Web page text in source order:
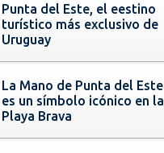
Punta del Este, el eestino
turístico más exclusivo de
Uruguay
La Mano de Punta del Este
es un símbolo icónico en la
Playa Brava